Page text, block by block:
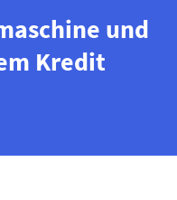
und
Kredit